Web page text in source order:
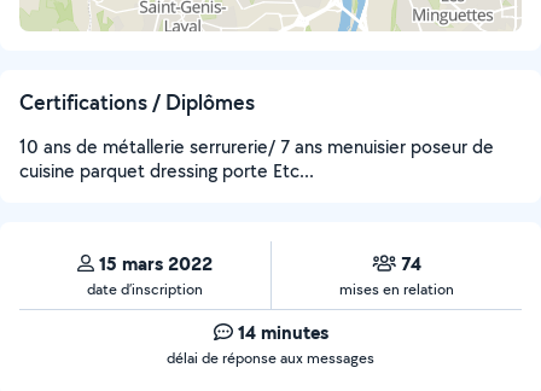
Certifications / Diplômes
10 ans de métallerie serrurerie/ 7 ans menuisier poseur de
cuisine parquet dressing porte Etc...
15 mars 2022
date d’inscription
74
mises en relation
14 minutes
délai de réponse aux messages